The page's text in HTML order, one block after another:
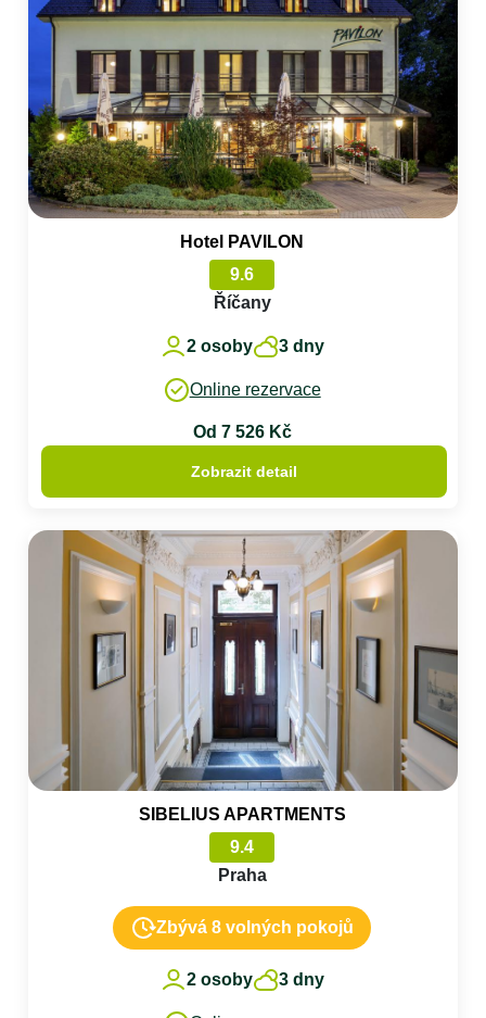
Hotel PAVILON
9.6
Říčany
2 osoby 3 dny
Online rezervace
Od 7 526 Kč
Zobrazit detail
SIBELIUS APARTMENTS
9.4
Praha
Zbývá 8 volných pokojů
2 osoby 3 dny